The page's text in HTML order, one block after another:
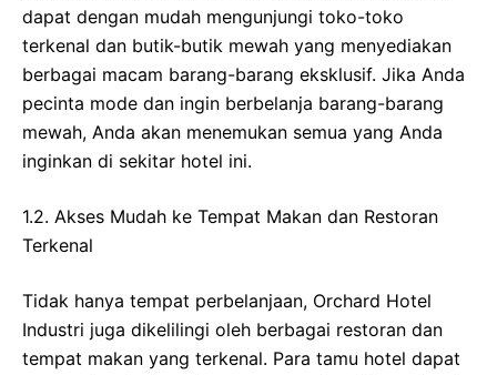
dapat dengan mudah mengunjungi toko-toko
terkenal dan butik-butik mewah yang menyediakan
berbagai macam barang-barang eksklusif. Jika Anda
pecinta mode dan ingin berbelanja barang-barang
mewah, Anda akan menemukan semua yang Anda
inginkan di sekitar hotel ini.
1.2. Akses Mudah ke Tempat Makan dan Restoran
Terkenal
Tidak hanya tempat perbelanjaan, Orchard Hotel
Industri juga dikelilingi oleh berbagai restoran dan
tempat makan yang terkenal. Para tamu hotel dapat